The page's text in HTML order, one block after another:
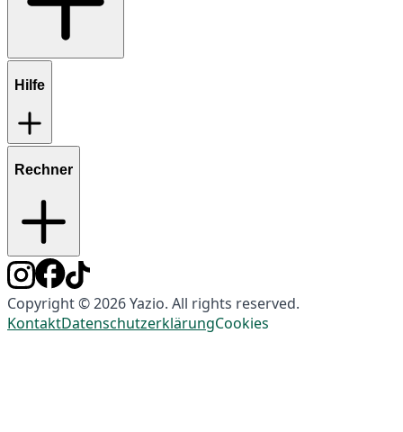
Hilfe
Rechner
Copyright © 2026 Yazio. All rights reserved.
KontaktDatenschutzerklärungCookies